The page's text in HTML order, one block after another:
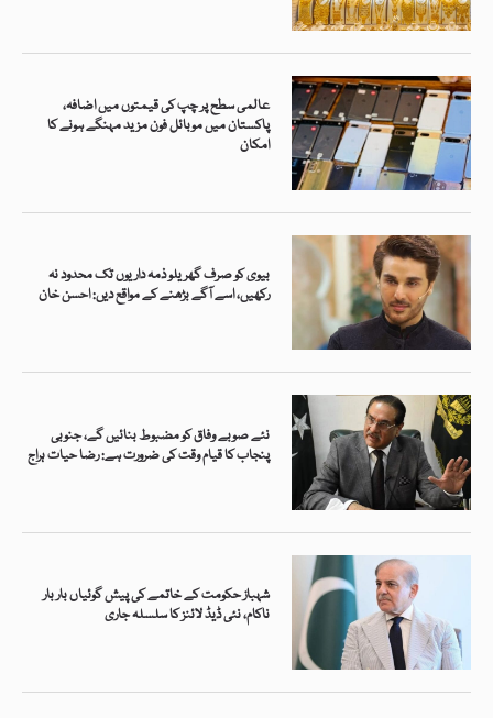
عالمی سطح پر چپ کی قیمتوں میں اضافہ،
پاکستان میں موبائل فون مزید مہنگے ہونے کا
امکان
بیوی کو صرف گھریلو ذمہ داریوں تک محدود نہ
رکھیں، اسے آگے بڑھنے کے مواقع دیں: احسن خان
نئے صوبے وفاق کو مضبوط بنائیں گے، جنوبی
پنجاب کا قیام وقت کی ضرورت ہے: رضا حیات ہراج
شہباز حکومت کے خاتمے کی پیش گوئیاں بار بار
ناکام، نئی ڈیڈ لائنز کا سلسلہ جاری